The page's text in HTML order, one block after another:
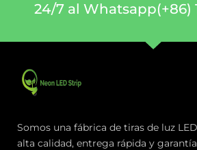
24/7 al Whatsapp(+86)
Somos una fábrica de tiras de luz
alta calidad, entrega rápida y